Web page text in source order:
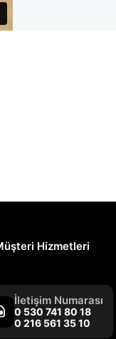
Hizmetleri
İletişim Numarası
0 530 741 80 18
0 216 561 35 10